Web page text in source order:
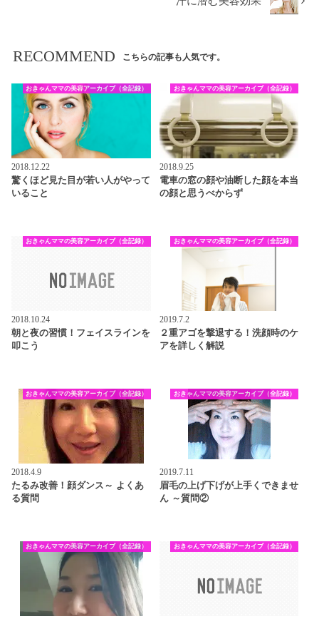
RECOMMEND こちらの記事も人気です。
おきゃんママの美容アーカイブ（全記録）
2018.12.22
驚くほど見た目が若い人がやって
いること
おきゃんママの美容アーカイブ（全記録）
2018.9.25
電車の窓の顔や油断した顔を本当
の顔と思うべからず
おきゃんママの美容アーカイブ（全記録）
2018.10.24
朝と夜の習慣！フェイスラインを
叩こう
おきゃんママの美容アーカイブ（全記録）
2019.7.2
２重アゴを撃退する！洗顔時のケ
アを詳しく解説
おきゃんママの美容アーカイブ（全記録）
2018.4.9
たるみ改善！顔ダンス～ よくあ
る質問
おきゃんママの美容アーカイブ（全記録）
2019.7.11
眉毛の上げ下げが上手くできませ
ん ～質問②
おきゃんママの美容アーカイブ（全記録） おきゃんママの美容アーカイブ（全記録）